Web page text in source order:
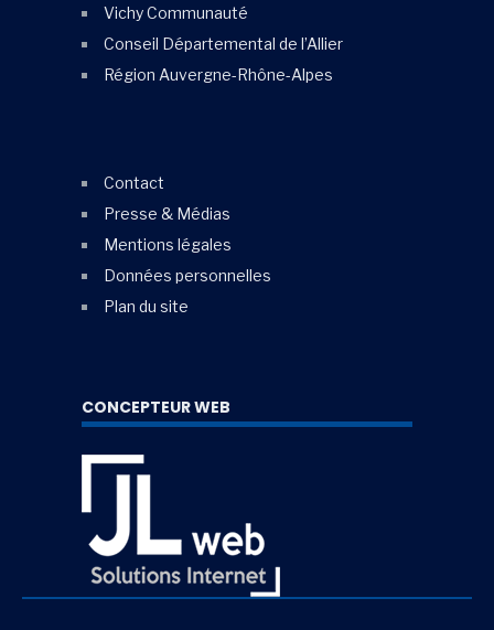
Vichy Communauté
Conseil Départemental de l’Allier
Région Auvergne-Rhône-Alpes
Contact
Presse & Médias
Mentions légales
Données personnelles
Plan du site
CONCEPTEUR WEB